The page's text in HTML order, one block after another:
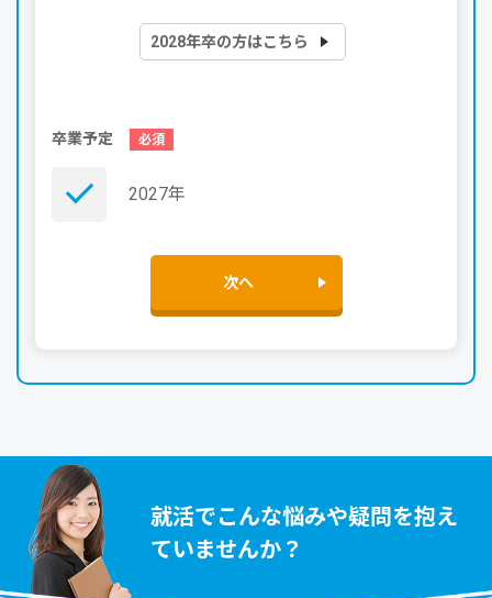
2028年卒の方はこちら
卒業予定
2027年
次へ
就活でこんな悩みや疑問を抱え
ていませんか？